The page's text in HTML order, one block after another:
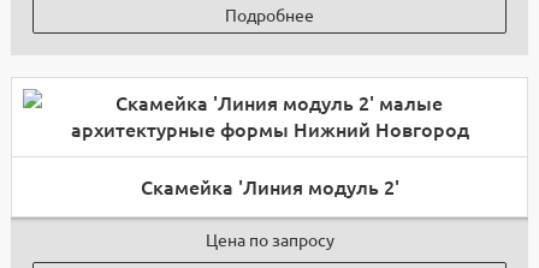
Подробнее
Скамейка 'Линия модуль 2'
Цена по запросу